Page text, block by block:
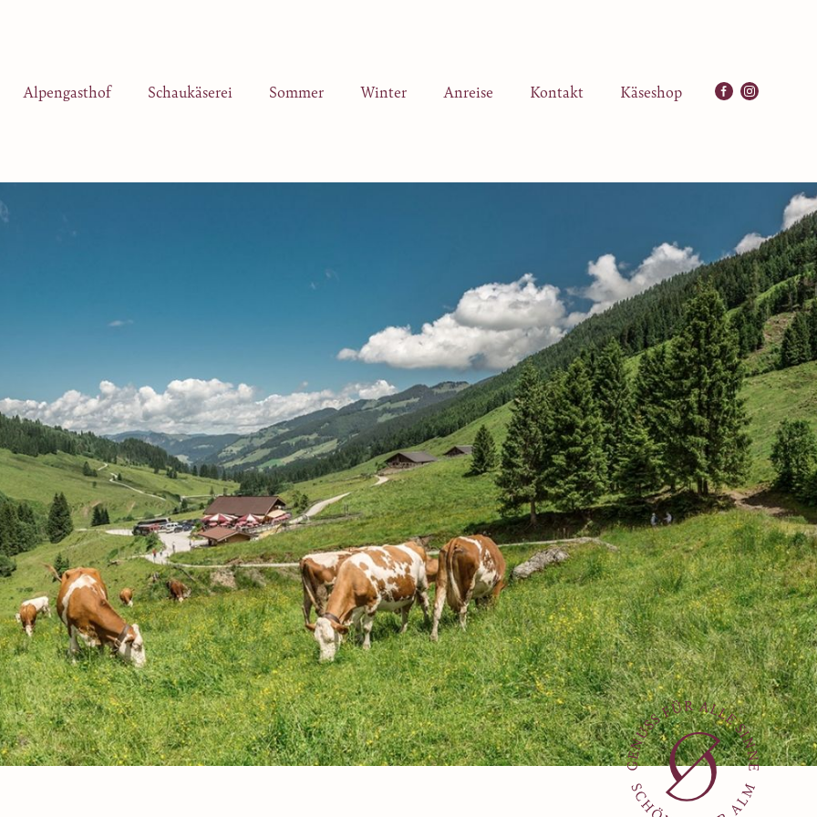
Alpengasthof Schaukäserei Sommer Winter Anreise Kontakt Käseshop